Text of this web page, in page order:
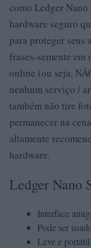
como Ledger Nano
hardware seguro
para proteger seus
frases-semente
online (ou seja,
nenhum serviço /
também não tire
permanecer na
altamente
hardware.
Ledger Nano
Interface
Pode ser
Leve e portátil